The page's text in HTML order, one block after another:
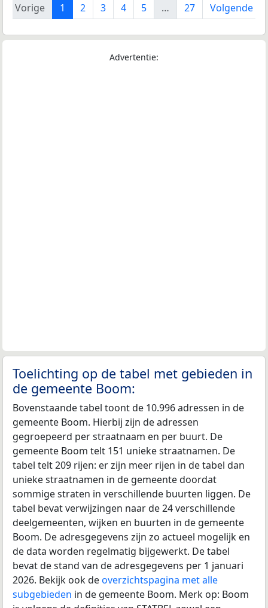
Vorige
1 2 3 4 5 … 27 Volgende
Advertentie:
Toelichting op de tabel met gebieden in
de gemeente Boom:
Bovenstaande tabel toont de 10.996 adressen in de
gemeente Boom. Hierbij zijn de adressen
gegroepeerd per straatnaam en per buurt. De
gemeente Boom telt 151 unieke straatnamen. De
tabel telt 209 rijen: er zijn meer rijen in de tabel dan
unieke straatnamen in de gemeente doordat
sommige straten in verschillende buurten liggen. De
tabel bevat verwijzingen naar de 24 verschillende
deelgemeenten, wijken en buurten in de gemeente
Boom. De adresgegevens zijn zo actueel mogelijk en
de data worden regelmatig bijgewerkt. De tabel
bevat de stand van de adresgegevens per 1 januari
2026. Bekijk ook deoverzichtspagina met alle
subgebieden in de gemeente Boom. Merk op: Boom